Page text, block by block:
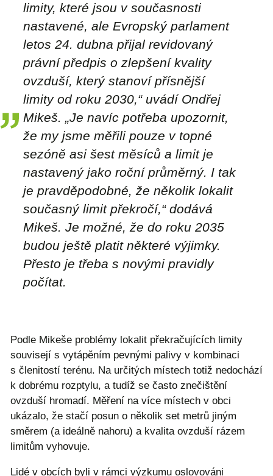
limity, které jsou v současnosti
nastavené, ale Evropský parlament
letos 24. dubna přijal revidovaný
právní předpis o zlepšení kvality
ovzduší, který stanoví přísnější
limity od roku 2030,“ uvádí Ondřej
Mikeš. „Je navíc potřeba upozornit,
že my jsme měřili pouze v topné
sezóně asi šest měsíců a limit je
nastavený jako roční průměrný. I tak
je pravděpodobné, že několik lokalit
současný limit překročí,“ dodává
Mikeš. Je možné, že do roku 2035
budou ještě platit některé výjimky.
Přesto je třeba s novými pravidly
počítat.
Podle Mikeše problémy lokalit překračujících limity
souvisejí s vytápěním pevnými palivy v kombinaci
s členitostí terénu. Na určitých místech totiž nedochází
k dobrému rozptylu, a tudíž se často znečištění
ovzduší hromadí. Měření na více místech v obci
ukázalo, že stačí posun o několik set metrů jiným
směrem (a ideálně nahoru) a kvalita ovzduší rázem
limitům vyhovuje.
Lidé v obcích byli v rámci výzkumu oslovováni